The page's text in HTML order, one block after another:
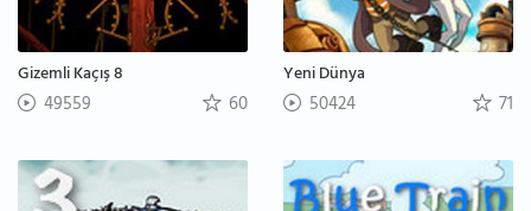
Gizemli Kaçış 8
49559 60
Yeni Dünya
50424 71